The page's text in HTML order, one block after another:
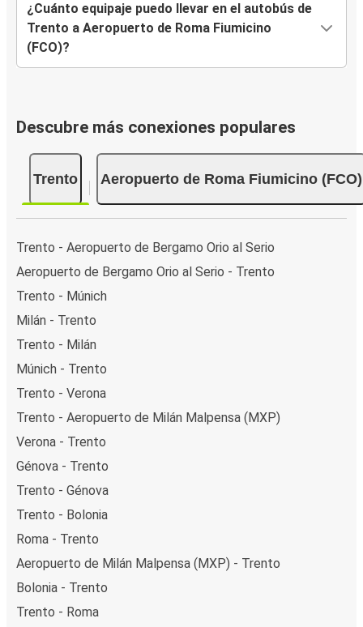
¿Cuánto equipaje puedo llevar en el autobús de
Trento a Aeropuerto de Roma Fiumicino
(FCO)?
Descubre más conexiones populares
Trento Aeropuerto de Roma Fiumicino (FCO)
Trento - Aeropuerto de Bergamo Orio al Serio
Aeropuerto de Bergamo Orio al Serio - Trento
Trento - Múnich
Milán - Trento
Trento - Milán
Múnich - Trento
Trento - Verona
Trento - Aeropuerto de Milán Malpensa (MXP)
Verona - Trento
Génova - Trento
Trento - Génova
Trento - Bolonia
Roma - Trento
Aeropuerto de Milán Malpensa (MXP) - Trento
Bolonia - Trento
Trento - Roma